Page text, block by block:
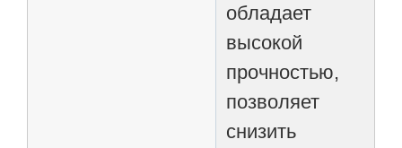
обладает
высокой
прочностью,
позволяет
снизить